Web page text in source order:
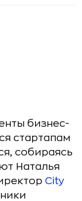
бизнес-
стартапам
собираясь
Наталья
City